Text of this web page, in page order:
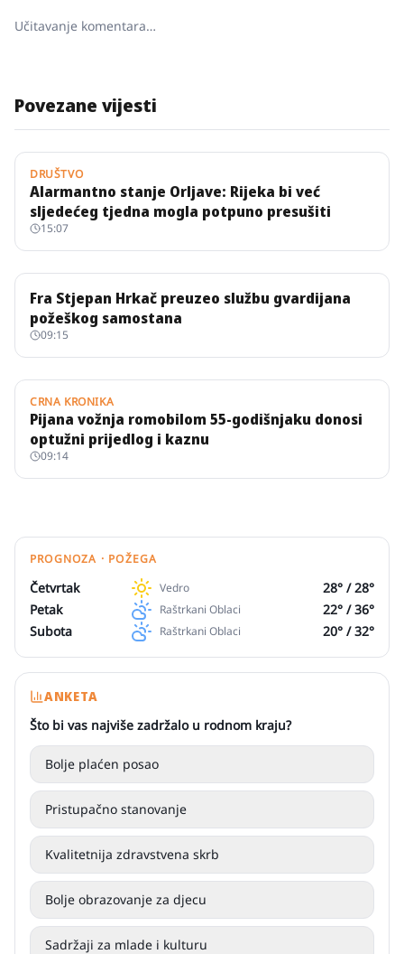
Učitavanje komentara…
Povezane vijesti
DRUŠTVO
Alarmantno stanje Orljave: Rijeka bi već
sljedećeg tjedna mogla potpuno presušiti
15:07
Fra Stjepan Hrkač preuzeo službu gvardijana
požeškog samostana
09:15
CRNA KRONIKA
Pijana vožnja romobilom 55-godišnjaku donosi
optužni prijedlog i kaznu
09:14
PROGNOZA · POŽEGA
Četvrtak Vedro 28° /28°
Petak
Raštrkani Oblaci 22° /36°
Subota
Raštrkani Oblaci 20° /32°
ANKETA
Što bi vas najviše zadržalo u rodnom kraju?
Bolje plaćen posao
Pristupačno stanovanje
Kvalitetnija zdravstvena skrb
Bolje obrazovanje za djecu
Sadržaji za mlade i kulturu